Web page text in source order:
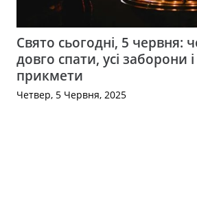
Свято сьогодні, 5 червня:
довго спати, усі заборони
прикмети
Четвер, 5 Червня, 2025